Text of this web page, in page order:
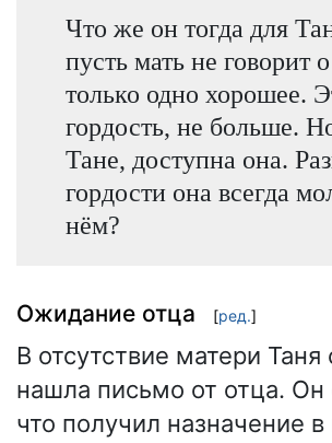
Что же он тогда для
пусть мать не говорит
только одно хорошее.
гордость, не больше.
Тане, доступна она.
гордости она всегда
нём?
Ожидание отца [ред.]
В отсутствие матери Таня
нашла письмо от отца.
что получил назначение в